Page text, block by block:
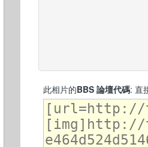
此相片的BBS 論壇代碼: 直